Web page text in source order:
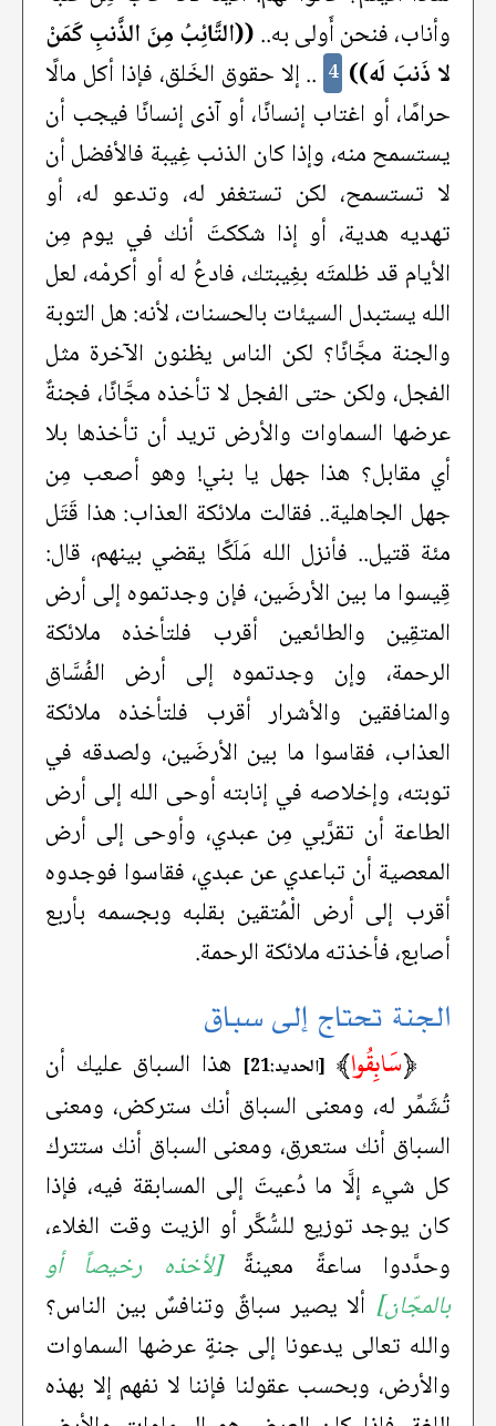
وأناب، فنحن أَولى به..((التَّائِبُ مِنَ الذَّنبِ كَمَنْ
لا ذَنبَ لَه)) 4 .. إلا حقوق الخَلق، فإذا أكل مالًا
حرامًا، أو اغتاب إنسانًا، أو آذى إنسانًا فيجب أن
يستسمح منه، وإذا كان الذنب غِيبة فالأفضل أن
لا تستسمح، لكن تستغفر له، وتدعو له، أو
تهديه هدية، أو إذا شككتَ أنك في يوم مِن
الأيام قد ظلمتَه بغِيبتك، فادعُ له أو أكرمْه، لعل
الله يستبدل السيئات بالحسنات، لأنه: هل التوبة
والجنة مجَّانًا؟ لكن الناس يظنون الآخرة مثل
الفجل، ولكن حتى الفجل لا تأخذه مجَّانًا، فجنةٌ
عرضها السماوات والأرض تريد أن تأخذها بلا
أي مقابل؟ هذا جهل يا بني! وهو أصعب مِن
جهل الجاهلية.. فقالت ملائكة العذاب: هذا قَتَل
مئة قتيل.. فأنزل الله مَلَكًا يقضي بينهم، قال:
قِيسوا ما بين الأرضَين، فإن وجدتموه إلى أرض
المتقِين والطائعين أقرب فلتأخذه ملائكة
الرحمة، وإن وجدتموه إلى أرض الفُسَّاق
والمنافقين والأشرار أقرب فلتأخذه ملائكة
العذاب، فقاسوا ما بين الأرضَين، ولصدقه في
توبته، وإخلاصه في إنابته أوحى الله إلى أرض
الطاعة أن تقرَّبي مِن عبدي، وأوحى إلى أرض
المعصية أن تباعدي عن عبدي، فقاسوا فوجدوه
أقرب إلى أرض الْمُتقين بقلبه وبجسمه بأربع
أصابع، فأخذته ملائكة الرحمة.
الجنة تحتاج إلى سباق
﴿سَابِقُوا﴾ [الحديد:21]
هذا السباق عليك أن
تُشَمِّر له، ومعنى السباق أنك ستركض، ومعنى
السباق أنك ستعرق، ومعنى السباق أنك ستترك
كل شيء إلَّا ما دُعيتَ إلى المسابقة فيه، فإذا
كان يوجد توزيع للسُّكَّر أو الزيت وقت الغلاء،
وحدَّدوا ساعةً معينةً[لأخذه رخيصاً أو
بالمجّان] ألا يصير سباقٌ وتنافسٌ بين الناس؟
والله تعالى يدعونا إلى جنةٍ عرضها السماوات
والأرض، وبحسب عقولنا فإننا لا نفهم إلا بهذه